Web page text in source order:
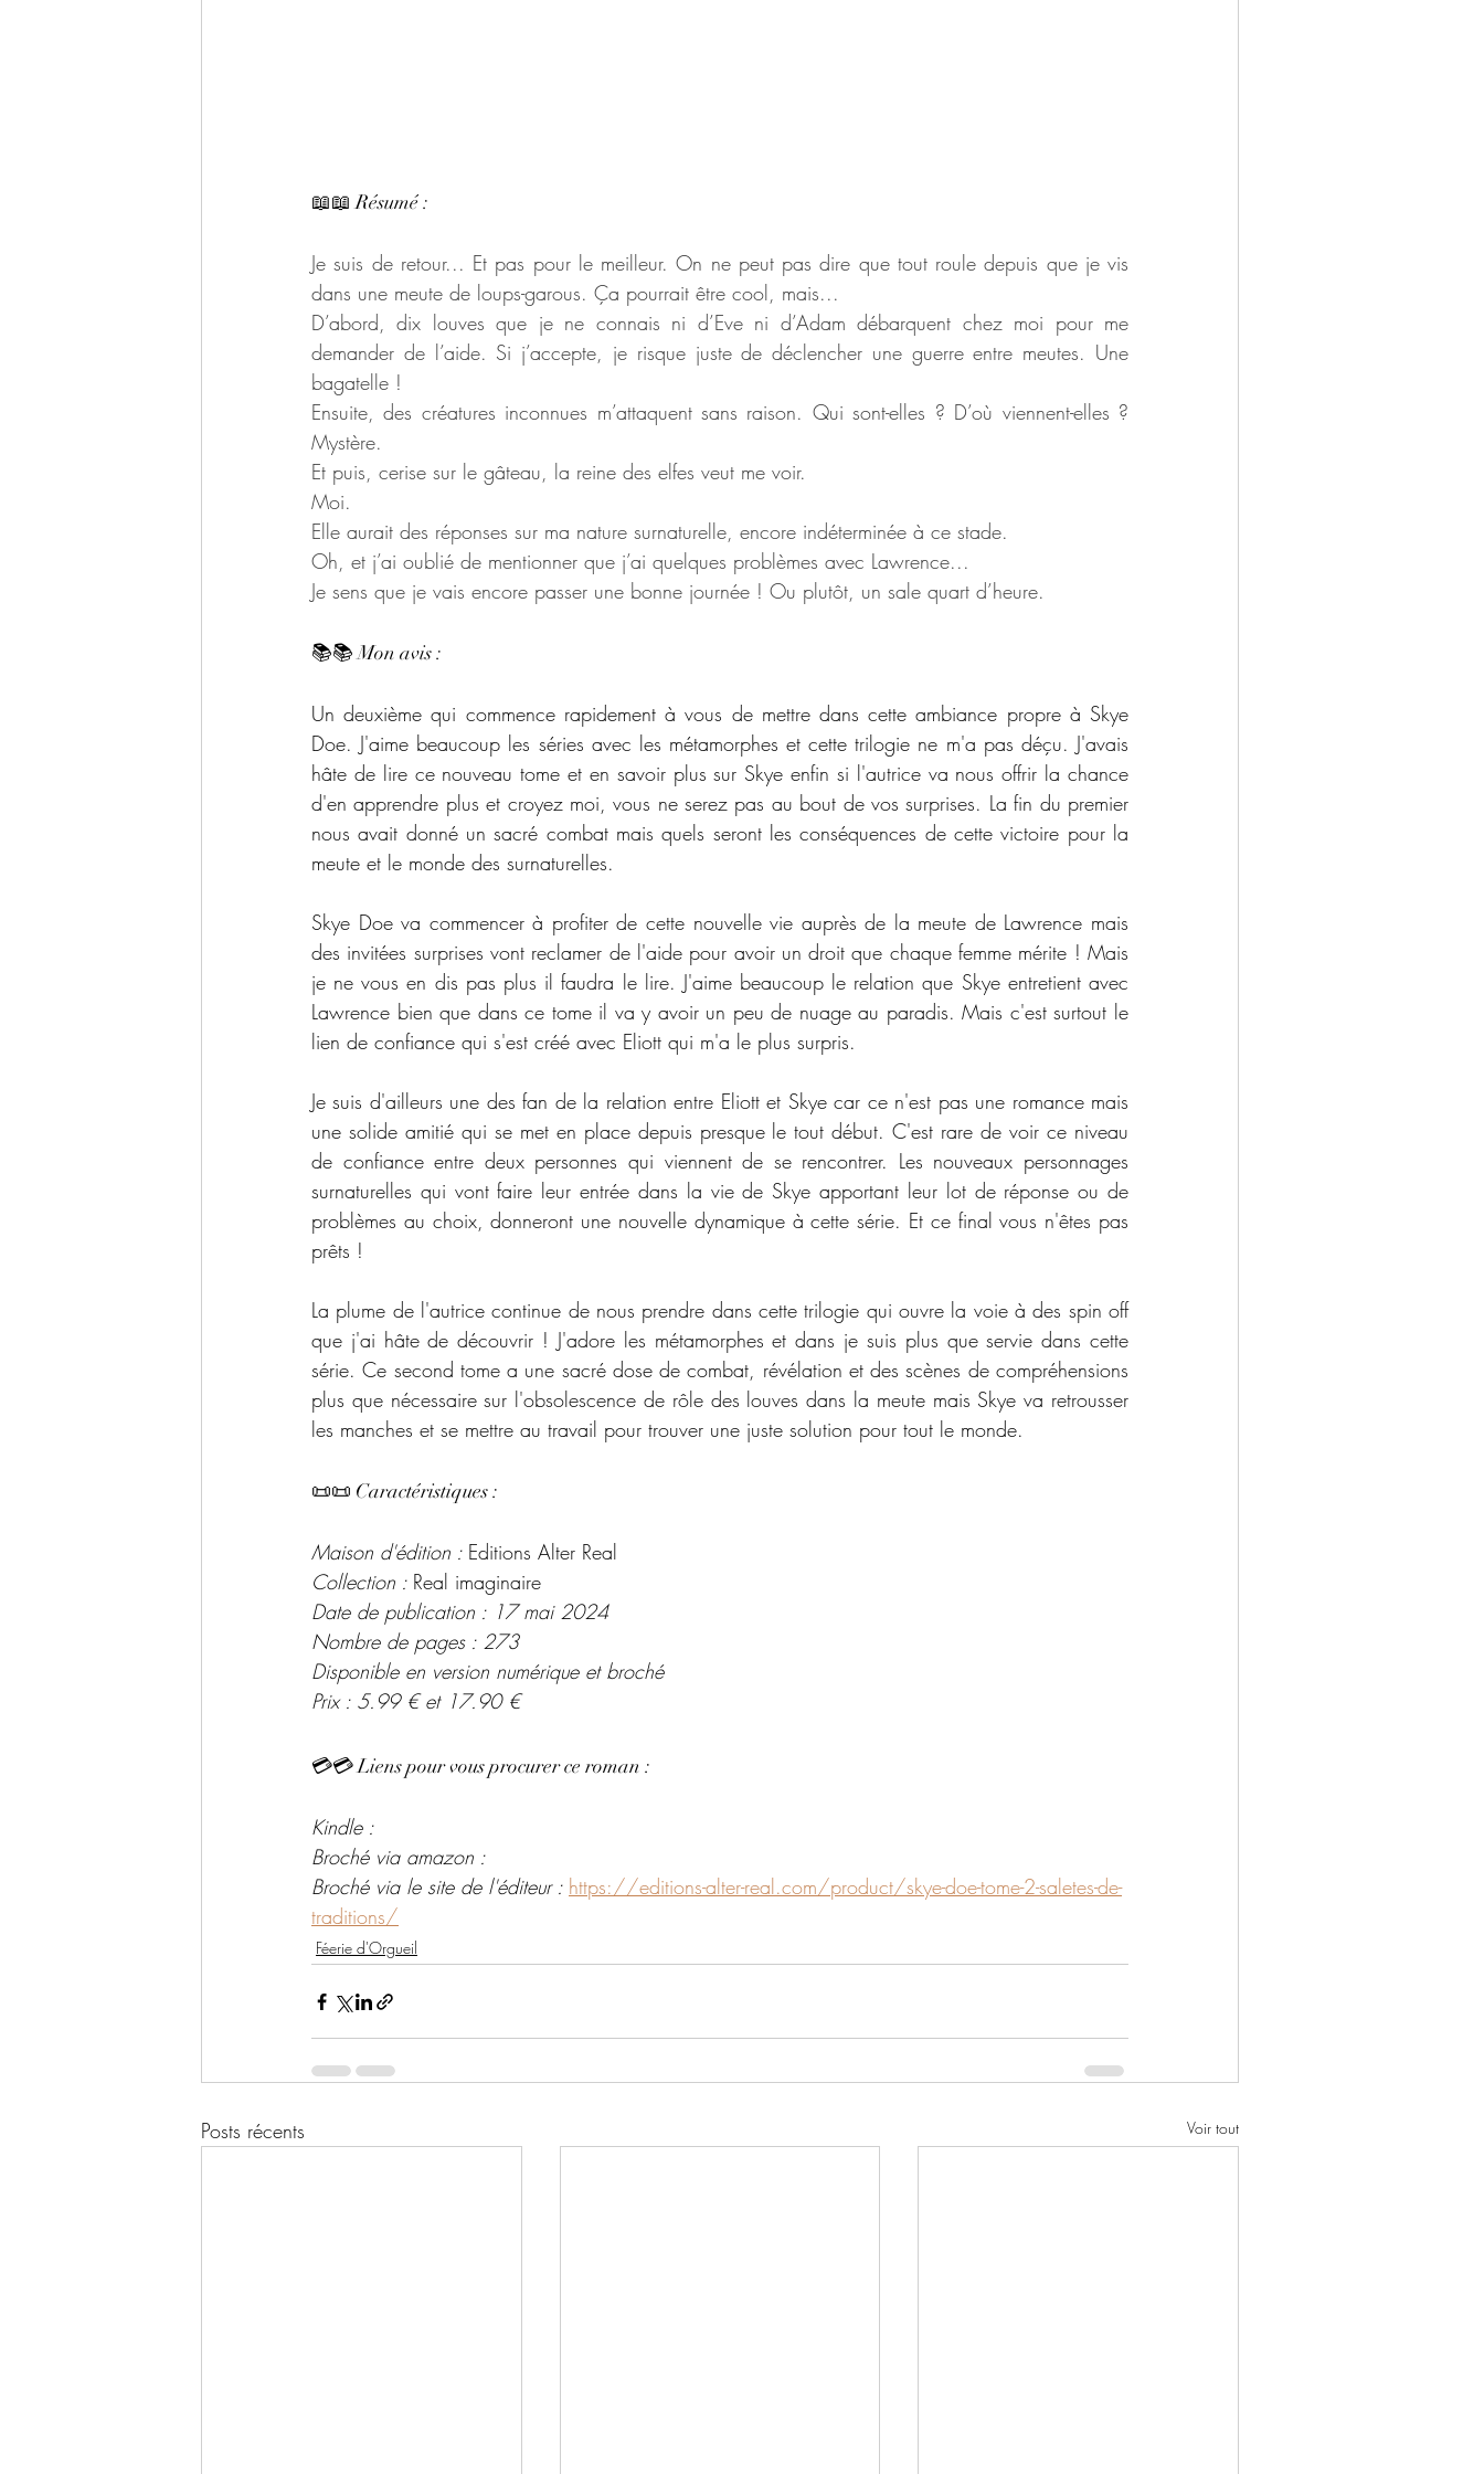
📖📖 Résumé :
Je suis de retour... Et pas pour le meilleur. On ne peut pas dire que tout roule depuis que je vis
dans une meute de loups-garous. Ça pourrait être cool, mais...
D’abord, dix louves que je ne connais ni d’Eve ni d’Adam débarquent chez moi pour me
demander de l’aide. Si j’accepte, je risque juste de déclencher une guerre entre meutes. Une
bagatelle !
Ensuite, des créatures inconnues m’attaquent sans raison. Qui sont-elles ? D’où viennent-elles ?
Mystère.
Et puis, cerise sur le gâteau, la reine des elfes veut me voir.
Moi.
Elle aurait des réponses sur ma nature surnaturelle, encore indéterminée à ce stade.
Oh, et j’ai oublié de mentionner que j’ai quelques problèmes avec Lawrence...
Je sens que je vais encore passer une bonne journée ! Ou plutôt, un sale quart d’heure.
📚📚 Mon avis :
Un deuxième qui commence rapidement à vous de mettre dans cette ambiance propre à Skye
Doe. J'aime beaucoup les séries avec les métamorphes et cette trilogie ne m'a pas déçu. J'avais
hâte de lire ce nouveau tome et en savoir plus sur Skye enfin si l'autrice va nous offrir la chance
d'en apprendre plus et croyez moi, vous ne serez pas au bout de vos surprises. La fin du premier
nous avait donné un sacré combat mais quels seront les conséquences de cette victoire pour la
meute et le monde des surnaturelles.
Skye Doe va commencer à profiter de cette nouvelle vie auprès de la meute de Lawrence mais
des invitées surprises vont reclamer de l'aide pour avoir un droit que chaque femme mérite ! Mais
je ne vous en dis pas plus il faudra le lire. J'aime beaucoup le relation que Skye entretient avec
Lawrence bien que dans ce tome il va y avoir un peu de nuage au paradis. Mais c'est surtout le
lien de confiance qui s'est créé avec Eliott qui m'a le plus surpris.
Je suis d'ailleurs une des fan de la relation entre Eliott et Skye car ce n'est pas une romance mais
une solide amitié qui se met en place depuis presque le tout début. C'est rare de voir ce niveau
de confiance entre deux personnes qui viennent de se rencontrer. Les nouveaux personnages
surnaturelles qui vont faire leur entrée dans la vie de Skye apportant leur lot de réponse ou de
problèmes au choix, donneront une nouvelle dynamique à cette série. Et ce final vous n'êtes pas
prêts !
La plume de l'autrice continue de nous prendre dans cette trilogie qui ouvre la voie à des spin off
que j'ai hâte de découvrir ! J'adore les métamorphes et dans je suis plus que servie dans cette
série. Ce second tome a une sacré dose de combat, révélation et des scènes de compréhensions
plus que nécessaire sur l'obsolescence de rôle des louves dans la meute mais Skye va retrousser
les manches et se mettre au travail pour trouver une juste solution pour tout le monde.
📜📜 Caractéristiques :
Maison d'édition : Editions Alter Real
Collection : Real imaginaire
Date de publication : 17 mai 2024
Nombre de pages : 273
Disponible en version numérique et broché
Prix : 5.99 € et 17.90 €
💳💳 Liens pour vous procurer ce roman :
Kindle :
Broché via amazon :
Broché via le site de l'éditeur : https://editions-alter-real.com/product/skye-doe-tome-2-saletes-de-
traditions/
Féerie d'Orgueil
Posts récents Voir tout